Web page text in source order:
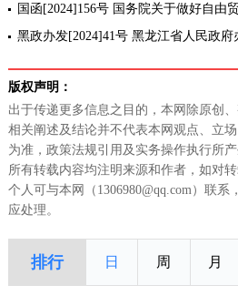
港新片区支持总部经济发展若干措施》
国函[2024]156号 国务院关于做好自由
进制度型开放试点措施复制推广工作的
黑政办发[2024]41号 黑龙江省人民政
版权声明：
出于传递更多信息之目的，本网除原创
相关阐述及结论并不代表本网观点、立
为准，政策法规引用及实务操作执行所
所有转载内容均注明来源和作者，如对
个人可与本网（1306980@qq.com）联
应处理。
排行 日 周 月